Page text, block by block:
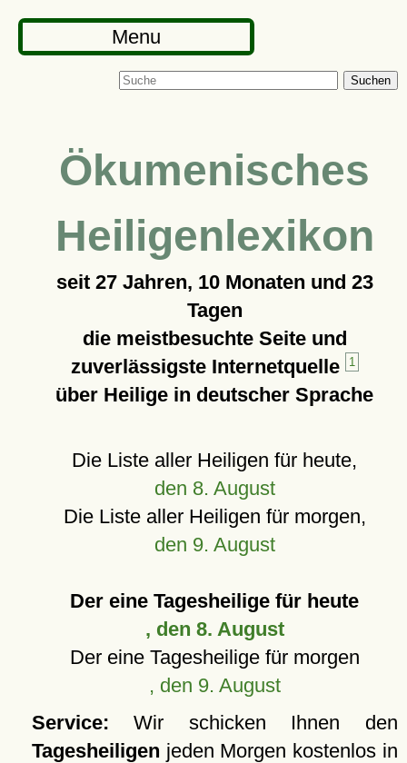
Menu
Suchen
Ökumenisches
Heiligenlexikon
seit 27 Jahren, 10 Monaten und 23
Tagen
die meistbesuchte Seite und
zuverlässigste Internetquelle
1
über Heilige in deutscher Sprache
Die Liste aller Heiligen für heute,
den 8. August
Die Liste aller Heiligen für morgen,
den 9. August
Der eine Tagesheilige für heute
, den 8. August
Der eine Tagesheilige für morgen
, den 9. August
Service: Wir schicken Ihnen den
Tagesheiligen jeden Morgen kostenlos in